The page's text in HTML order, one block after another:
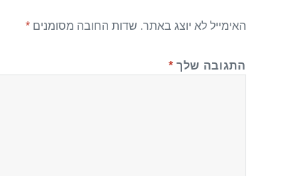
האימייל לא יוצג באתר. שדות החובה מסומנים*
התגובה שלך *